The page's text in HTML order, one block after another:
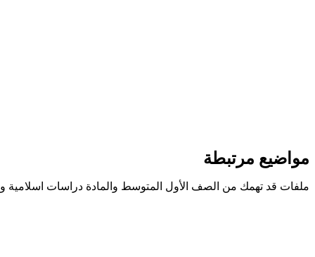
مواضيع مرتبطة
ملفات قد تهمك من الصف الأول المتوسط والمادة دراسات اسلامية